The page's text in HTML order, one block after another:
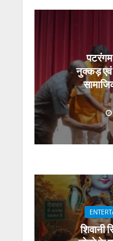
नुक्कड़ एवं
शिवानी